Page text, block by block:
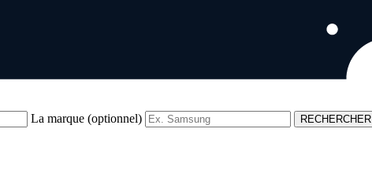
La marque (optionnel) RECHERCHER